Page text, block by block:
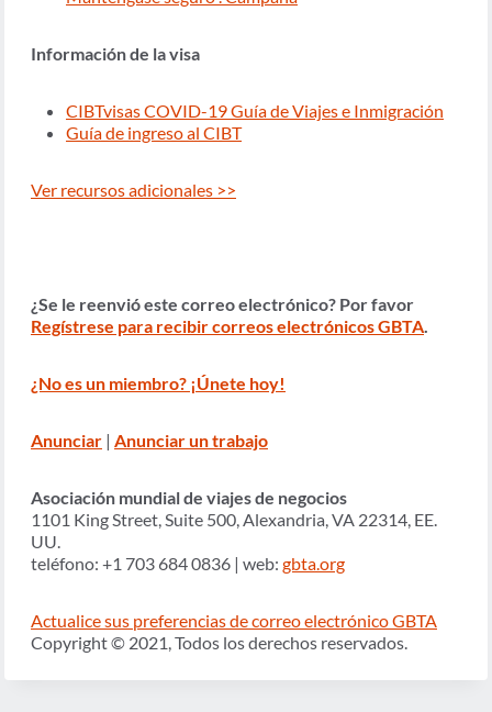
Información de la visa
CIBTvisas COVID-19 Guía de Viajes e Inmigración
Guía de ingreso al CIBT
Ver recursos adicionales >>
¿Se le reenvió este correo electrónico? Por favor
Regístrese para recibir correos electrónicos GBTA.
¿No es un miembro? ¡Únete hoy!
Anunciar | Anunciar un trabajo
Asociación mundial de viajes de negocios
1101 King Street, Suite 500, Alexandria, VA 22314, EE.
UU.
teléfono: +1 703 684 0836 | web: gbta.org
Actualice sus preferencias de correo electrónico GBTA
Copyright © 2021, Todos los derechos reservados.